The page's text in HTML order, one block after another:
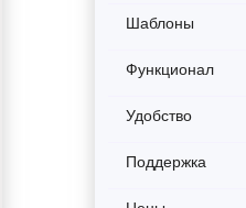
Шаблоны
Функционал
Удобство
Поддержка